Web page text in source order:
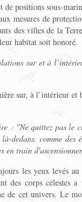
de positions sous-
mesures de
des villes de la
habitat soit honoré.
sur et à
sur, à l’intérieur
: "Ne quittez pas le
dedans, comme des
en train
les yeux levés
des corps célestes
de cet univers. Le